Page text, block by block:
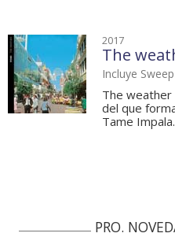
2017
The
Incluye
The weather
del que
Tame
PRO.